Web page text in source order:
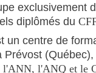
exclusivement
diplômés du
un centre de
Prévost
l'ANN, l'ANQ et le